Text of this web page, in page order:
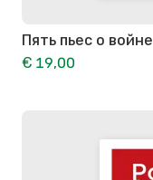
Пять пьес о войне
€ 19,00